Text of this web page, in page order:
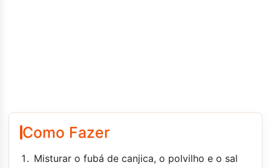
Como Fazer
Misturar o fubá de canjica, o polvilho e o sal